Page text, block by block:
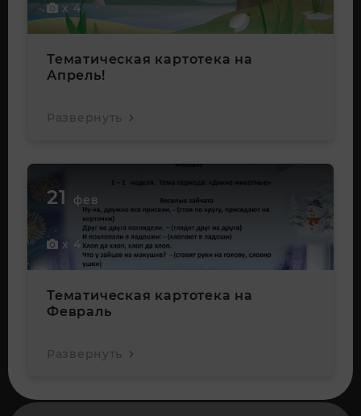
x 4
Тематическая картотека на
Апрель!
Развернуть
21 фев
x 4
Тематическая картотека на
Февраль
Развернуть